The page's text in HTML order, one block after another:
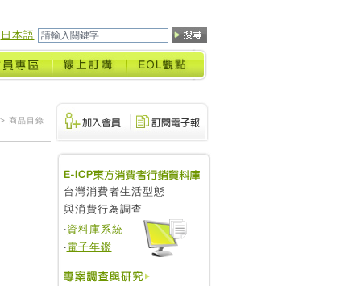
日本語
> 商品目錄
台灣消費者生活型態
與消費行為調查
‧資料庫系統
‧電子年鑑